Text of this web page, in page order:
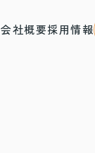
会社概要採用情報